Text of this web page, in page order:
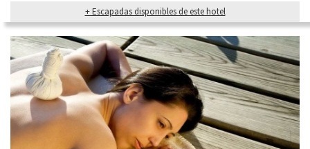
+ Escapadas disponibles de este hotel